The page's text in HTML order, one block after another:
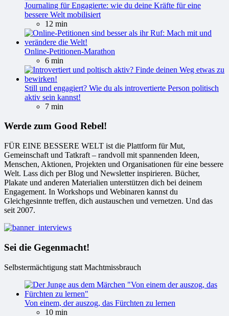
Journaling für Engagierte: wie du deine Kräfte für eine
bessere Welt mobilisiert
12 min
Online-Petitionen-Marathon
6 min
Still und engagiert? Wie du als introvertierte Person politisch
aktiv sein kannst!
7 min
Werde zum Good Rebel!
FÜR EINE BESSERE WELT ist die Plattform für Mut,
Gemeinschaft und Tatkraft – randvoll mit spannenden Ideen,
Menschen, Aktionen, Projekten und Organisationen für eine bessere
Welt. Lass dich per Blog und Newsletter inspirieren. Bücher,
Plakate und anderen Materialien unterstützen dich bei deinem
Engagement. In Workshops und Webinaren kannst du
Gleichgesinnte treffen, dich austauschen und vernetzen. Und das
seit 2007.
Sei die Gegenmacht!
Selbstermächtigung statt Machtmissbrauch
Von einem, der auszog, das Fürchten zu lernen
10 min